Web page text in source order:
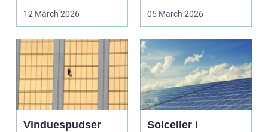
omegn søger p...
12 March 2026
Flere bruger den både
05 March 2026
Vinduespudser
Solceller i